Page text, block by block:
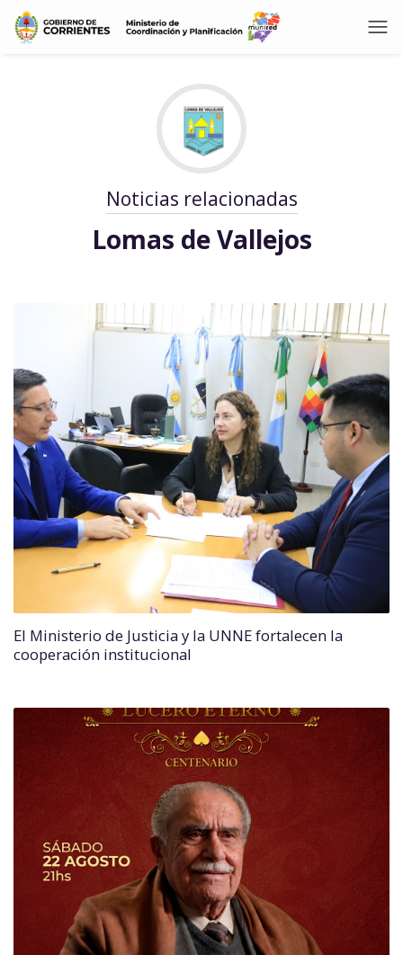
Noticias relacionadas
Lomas de Vallejos
El Ministerio de Justicia y la UNNE fortalecen la
cooperación institucional